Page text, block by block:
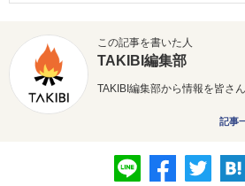
この記事を書いた人
TAKIBI編集部
TAKIBI編集部から情報を皆さ
記事